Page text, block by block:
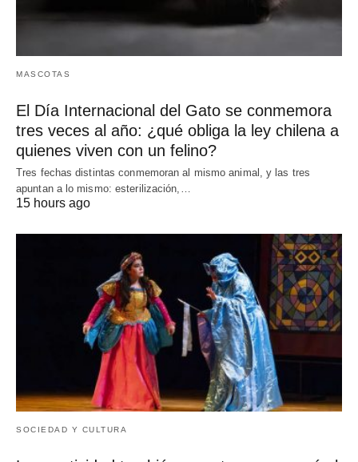
MASCOTAS
El Día Internacional del Gato se conmemora
tres veces al año: ¿qué obliga la ley chilena a
quienes viven con un felino?
Tres fechas distintas conmemoran al mismo animal, y las tres
apuntan a lo mismo: esterilización,…
15 hours ago
SOCIEDAD Y CULTURA